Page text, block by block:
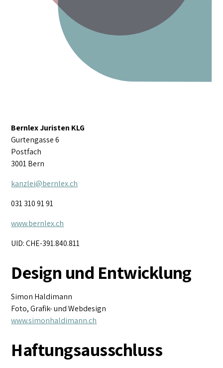
Bernlex Juristen KLG
Gurtengasse 6
Postfach
3001 Bern
kanzlei@bernlex.ch
031 310 91 91
www.bernlex.ch
UID: CHE-391.840.811
Design und Entwicklung
Simon Haldimann
Foto, Grafik- und Webdesign
www.simonhaldimann.ch
Haftungsausschluss